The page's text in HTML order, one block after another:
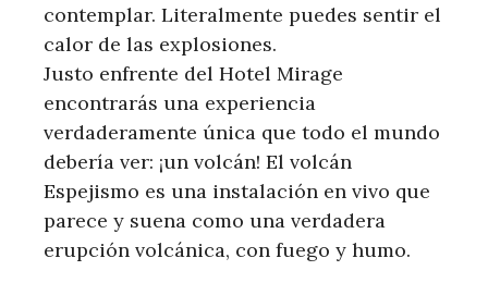
contemplar. Literalmente puedes sentir el
calor de las explosiones.
Justo enfrente del Hotel Mirage
encontrarás una experiencia
verdaderamente única que todo el mundo
debería ver: ¡un volcán! El volcán
Espejismo es una instalación en vivo que
parece y suena como una verdadera
erupción volcánica, con fuego y humo.